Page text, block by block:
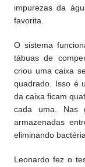
impurezas da
favorita.
O sistema
tábuas de
criou uma caixa
quadrado. Isso é
da caixa ficam
cada uma. Nas
armazenadas
eliminando
Leonardo fez o